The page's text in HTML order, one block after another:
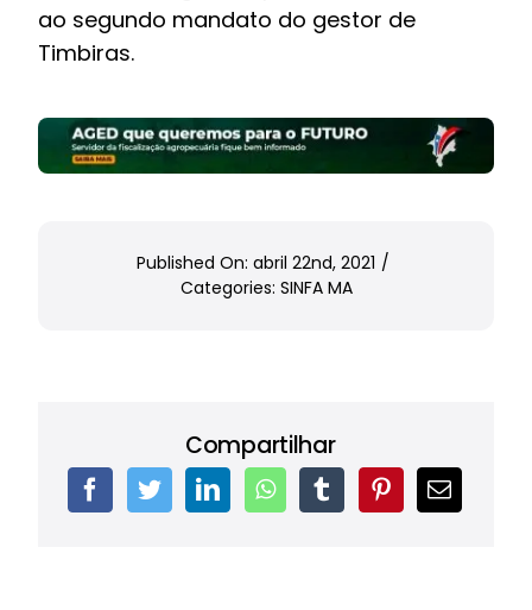
ao segundo mandato do gestor de
Timbiras.
Published On: abril 22nd, 2021 /
Categories: SINFA MA
Compartilhar